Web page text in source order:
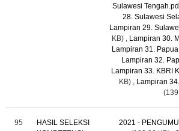
Sulawesi
28. Sulawesi
Lampiran 29.
KB) , Lampiran 30.
Lampiran 31.
Lampiran 32.
Lampiran 33. KBRI
KB) , Lampiran
95
HASIL SELEKSI
2021 -